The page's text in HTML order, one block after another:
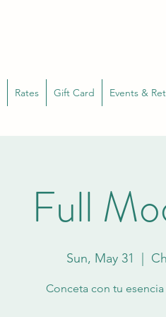
Rates Gift Card Events &
Full
Sun, May 31
Conceta con tu